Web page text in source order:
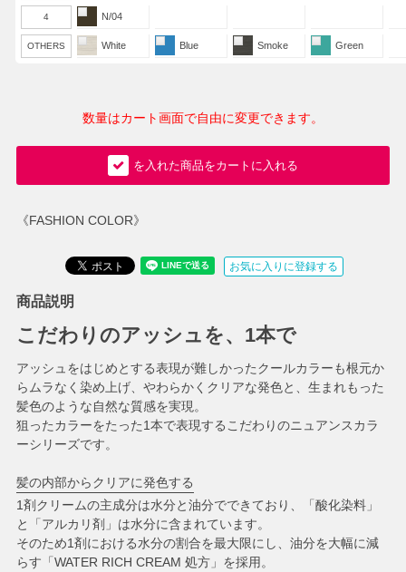
《FASHION COLOR》
4 N/04
OTHERS White Blue Smoke Green
数量はカート画面で自由に変更できます。
を入れた商品をカートに入れる
お気に入りに登録する
商品説明
こだわりのアッシュを、1本で
アッシュをはじめとする表現が難しかったクールカラーも根元か
らムラなく染め上げ、やわらかくクリアな発色と、生まれもった
髪色のような自然な質感を実現。
狙ったカラーをたった1本で表現するこだわりのニュアンスカラ
ーシリーズです。
髪の内部からクリアに発色する
1剤クリームの主成分は水分と油分でできており、「酸化染料」
と「アルカリ剤」は水分に含まれています。
そのため1剤における水分の割合を最大限にし、油分を大幅に減
らす「WATER RICH CREAM 処方」を採用。